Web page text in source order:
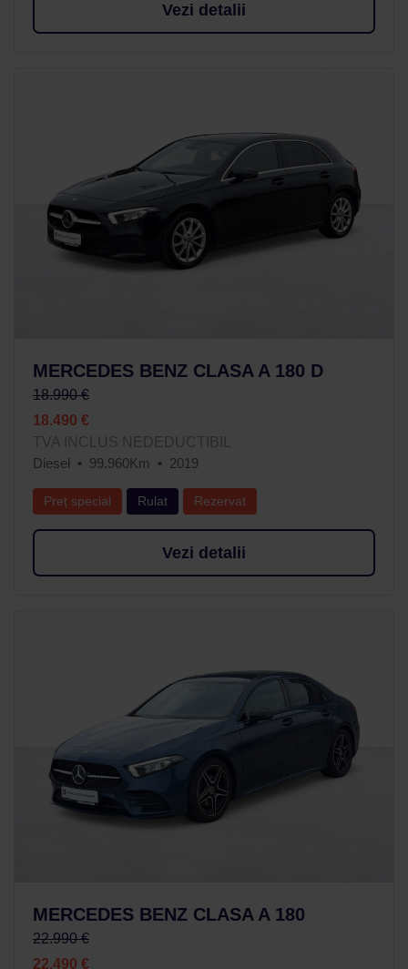
Vezi detalii
MERCEDES BENZ CLASA A 180 D
18.990 €
18.490 €
TVA INCLUS NEDEDUCTIBIL
Diesel
99.960Km 2019
Preț special Rulat Rezervat
Vezi detalii
MERCEDES BENZ CLASA A 180
22.990 €
22.490 €